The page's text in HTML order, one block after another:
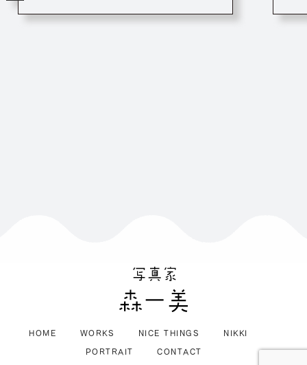
HOME WORKS NICE THINGS NIKKI
PORTRAIT CONTACT